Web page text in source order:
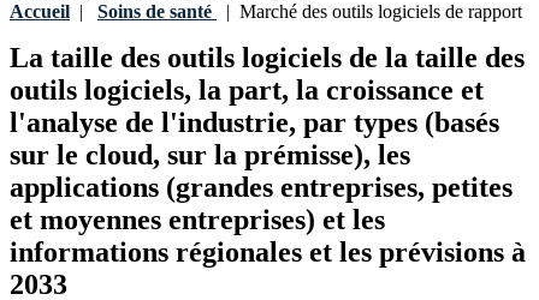
Accueil | Soins de santé | Marché des outils logiciels de rapport
La taille des outils logiciels de la taille des
outils logiciels, la part, la croissance et
l'analyse de l'industrie, par types (basés
sur le cloud, sur la prémisse), les
applications (grandes entreprises, petites
et moyennes entreprises) et les
informations régionales et les prévisions à
2033